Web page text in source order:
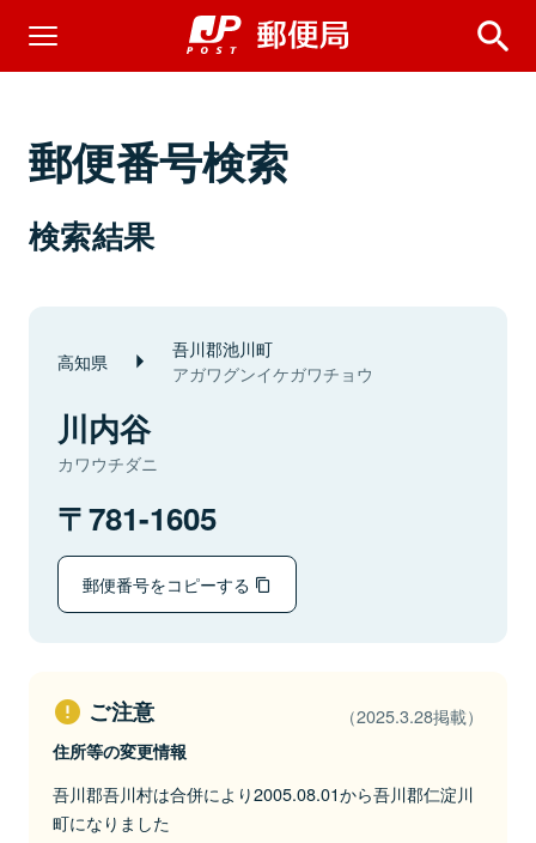
郵便番号検索
検索結果
高知県 吾川郡池川町
アガワグンイケガワチョウ
川内谷
カワウチダニ
781-1605
郵便番号をコピーする
ご注意 （2025.3.28掲載）
住所等の変更情報
吾川郡吾川村は合併により2005.08.01から吾川郡仁淀川
町になりました